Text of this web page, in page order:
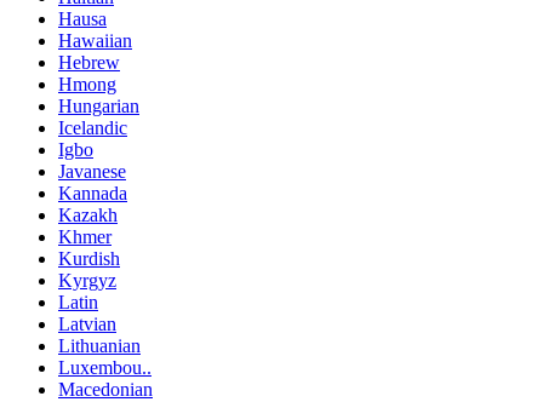
Hausa
Hawaiian
Hebrew
Hmong
Hungarian
Icelandic
Igbo
Javanese
Kannada
Kazakh
Khmer
Kurdish
Kyrgyz
Latin
Latvian
Lithuanian
Luxembou..
Macedonian